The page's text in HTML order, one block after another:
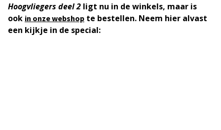
Hoogvliegers deel 2 ligt nu in de winkels, maar is
ook in onze webshop te bestellen. Neem hier alvast
een kijkje in de special: